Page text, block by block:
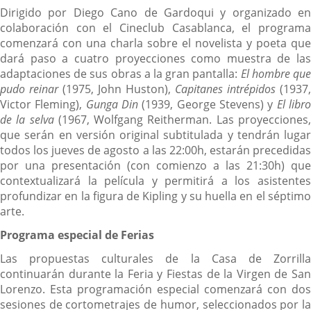
Dirigido por Diego Cano de Gardoqui y organizado en
colaboración con el Cineclub Casablanca, el programa
comenzará con una charla sobre el novelista y poeta que
dará paso a cuatro proyecciones como muestra de las
adaptaciones de sus obras a la gran pantalla: El hombre que
pudo reinar(1975, John Huston), Capitanes intrépidos (1937,
Victor Fleming), Gunga Din (1939, George Stevens) y El libro
de la selva(1967, Wolfgang Reitherman. Las proyecciones,
que serán en versión original subtitulada y tendrán lugar
todos los jueves de agosto a las 22:00h, estarán precedidas
por una presentación (con comienzo a las 21:30h) que
contextualizará la película y permitirá a los asistentes
profundizar en la figura de Kipling y su huella en el séptimo
arte.
Programa especial de Ferias
Las propuestas culturales de la Casa de Zorrilla
continuarán durante la Feria y Fiestas de la Virgen de San
Lorenzo. Esta programación especial comenzará con dos
sesiones de cortometrajes de humor, seleccionados por la